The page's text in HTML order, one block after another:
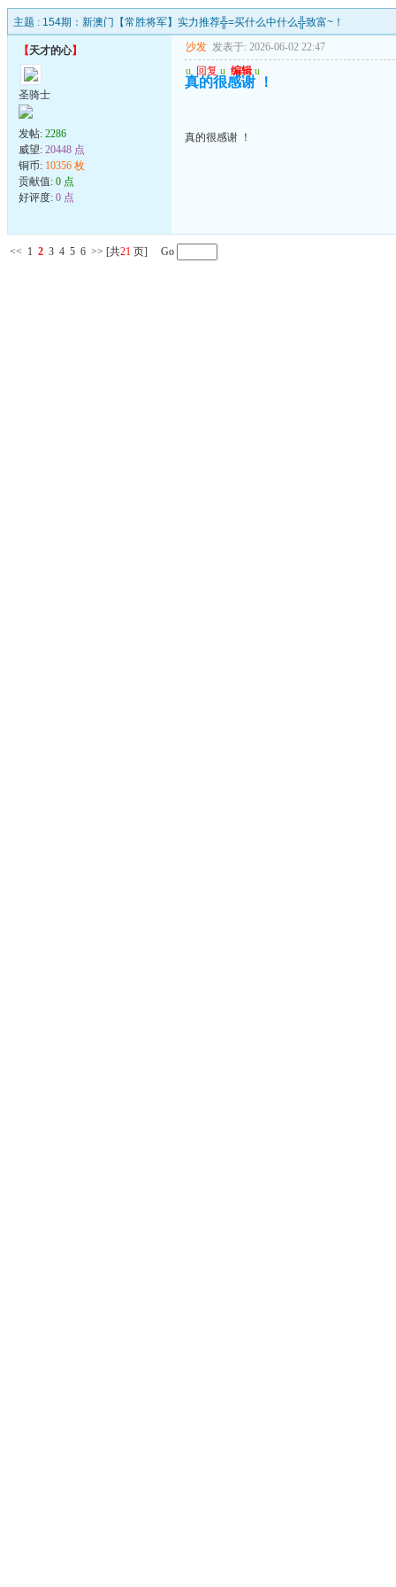
主题 : 154期：新澳门【常胜将军】实力推荐╬=买什么中什么╬致富~！
【天才的心】
圣骑士
发帖: 2286
威望: 20448 点
铜币: 10356 枚
贡献值: 0 点
好评度: 0 点
沙发 发表于: 2026-06-02 22:47
u 回复 u 编辑 u
真的很感谢 ！
真的很感谢 ！
<< 1 2 3 4 5 6 >> [共21 页] Go